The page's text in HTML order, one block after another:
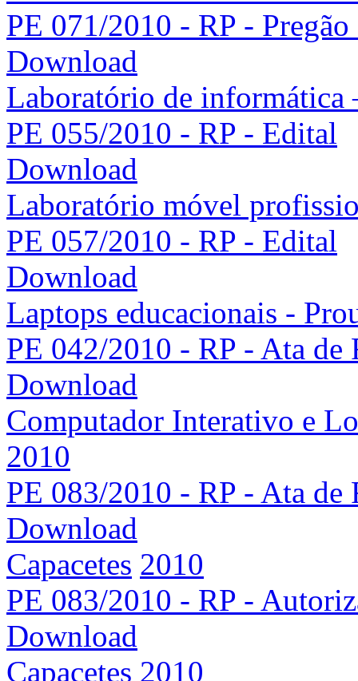
PE 071/2010 - RP - Pregão
Download
Laboratório de informática
PE 055/2010 - RP - Edital
Download
Laboratório móvel
PE 057/2010 - RP - Edital
Download
Laptops educacionais -
PE 042/2010 - RP - Ata de
Download
Computador Interativo e
2010
PE 083/2010 - RP - Ata de
Download
Capacetes 2010
PE 083/2010 - RP -
Download
Capacetes 2010